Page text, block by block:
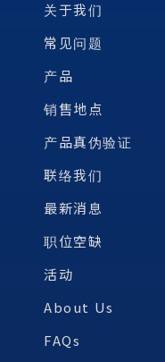
关于我们
常见问题
产品
销售地点
产品真伪验证
联络我们
最新消息
职位空缺
活动
About Us
FAQs